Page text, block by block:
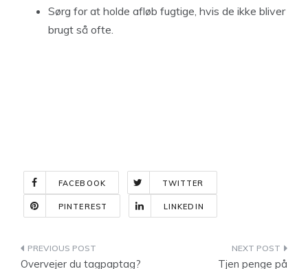
Sørg for at holde afløb fugtige, hvis de ikke bliver
brugt så ofte.
FACEBOOK TWITTER
PINTEREST LINKEDIN
Indlægsnavigation
Overvejer du tagpaptag? Tjen penge på